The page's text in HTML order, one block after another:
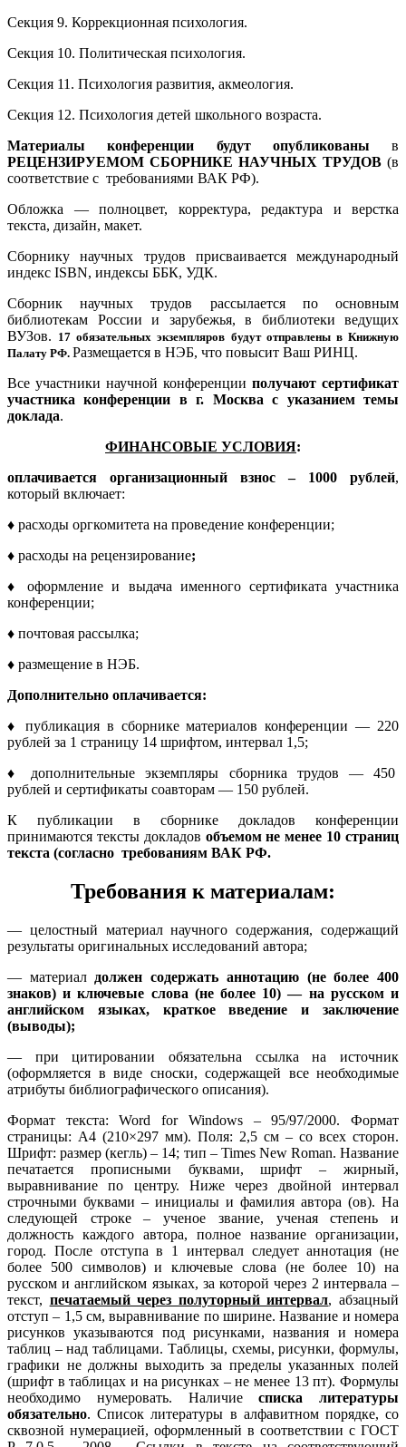
Секция 9. Коррекционная психология.
Секция 10. Политическая психология.
Секция 11. Психология развития, акмеология.
Секция 12. Психология детей школьного возраста.
Материалы конференции будут опубликованы в
РЕЦЕНЗИРУЕМОМ СБОРНИКЕ НАУЧНЫХ ТРУДОВ (в
соответствие с требованиями ВАК РФ).
Обложка — полноцвет, корректура, редактура и верстка
текста, дизайн, макет.
Сборнику научных трудов присваивается международный
индекс ISBN, индексы ББК, УДК.
Сборник научных трудов рассылается по основным
библиотекам России и зарубежья, в библиотеки ведущих
ВУЗов. 17 обязательных экземпляров будут отправлены в Книжную
Палату РФ. Размещается в НЭБ, что повысит Ваш РИНЦ.
Все участники научной конференции получают сертификат
участника конференции в г. Москва с указанием темы
доклада.
ФИНАНСОВЫЕ УСЛОВИЯ:
оплачивается организационный взнос – 1000 рублей,
который включает:
♦ расходы оргкомитета на проведение конференции;
♦ расходы на рецензирование;
♦оформление и выдача именного сертификата участника
конференции;
♦ почтовая рассылка;
♦ размещение в НЭБ.
Дополнительно оплачивается:
♦
публикация в сборнике материалов конференции — 220
рублей за 1 страницу 14 шрифтом, интервал 1,5;
♦ дополнительные экземпляры сборника трудов — 450
рублей и сертификаты соавторам — 150 рублей.
К публикации в сборнике докладов конференции
принимаются тексты докладов объемом не менее 10 страниц
текста (согласно требованиям ВАК РФ.
Требования к материалам:
— целостный материал научного содержания, содержащий
результаты оригинальных исследований автора;
— материалдолжен содержать аннотацию (не более 400
знаков) и ключевые слова (не более 10) — на русском и
английском языках, краткое введение и заключение
(выводы);
— при цитировании обязательна ссылка на источник
(оформляется в виде сноски, содержащей все необходимые
атрибуты библиографического описания).
Формат текста: Word for Windows – 95/97/2000. Формат
страницы: А4 (210×297 мм). Поля: 2,5 см – со всех сторон.
Шрифт: размер (кегль) – 14; тип – Times New Roman. Название
печатается прописными буквами, шрифт – жирный,
выравнивание по центру. Ниже через двойной интервал
строчными буквами – инициалы и фамилия автора (ов). На
следующей строке – ученое звание, ученая степень и
должность каждого автора, полное название организации,
город. После отступа в 1 интервал следует аннотация (не
более 500 символов) и ключевые слова (не более 10) на
русском и английском языках, за которой через 2 интервала –
текст, печатаемый через полуторный интервал, абзацный
отступ – 1,5 см, выравнивание по ширине. Название и номера
рисунков указываются под рисунками, названия и номера
таблиц – над таблицами. Таблицы, схемы, рисунки, формулы,
графики не должны выходить за пределы указанных полей
(шрифт в таблицах и на рисунках – не менее 13 пт). Формулы
необходимо нумеровать. Наличиесписка литературы
обязательно. Список литературы в алфавитном порядке, со
сквозной нумерацией, оформленный в соответствии с ГОСТ